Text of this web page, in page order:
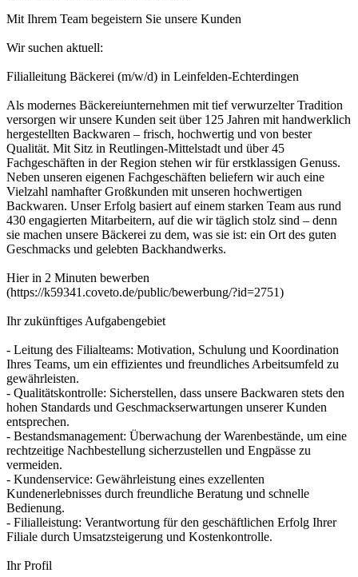
Mit Ihrem Team begeistern Sie unsere Kunden
Wir suchen aktuell:
Filialleitung Bäckerei (m/w/d) in Leinfelden-Echterdingen
Als modernes Bäckereiunternehmen mit tief verwurzelter Tradition
versorgen wir unsere Kunden seit über 125 Jahren mit handwerklich
hergestellten Backwaren – frisch, hochwertig und von bester
Qualität. Mit Sitz in Reutlingen-Mittelstadt und über 45
Fachgeschäften in der Region stehen wir für erstklassigen Genuss.
Neben unseren eigenen Fachgeschäften beliefern wir auch eine
Vielzahl namhafter Großkunden mit unseren hochwertigen
Backwaren. Unser Erfolg basiert auf einem starken Team aus rund
430 engagierten Mitarbeitern, auf die wir täglich stolz sind – denn
sie machen unsere Bäckerei zu dem, was sie ist: ein Ort des guten
Geschmacks und gelebten Backhandwerks.
Hier in 2 Minuten bewerben
(https://k59341.coveto.de/public/bewerbung/?id=2751)
Ihr zukünftiges Aufgabengebiet
- Leitung des Filialteams: Motivation, Schulung und Koordination
Ihres Teams, um ein effizientes und freundliches Arbeitsumfeld zu
gewährleisten.
- Qualitätskontrolle: Sicherstellen, dass unsere Backwaren stets den
hohen Standards und Geschmackserwartungen unserer Kunden
entsprechen.
- Bestandsmanagement: Überwachung der Warenbestände, um eine
rechtzeitige Nachbestellung sicherzustellen und Engpässe zu
vermeiden.
- Kundenservice: Gewährleistung eines exzellenten
Kundenerlebnisses durch freundliche Beratung und schnelle
Bedienung.
- Filialleistung: Verantwortung für den geschäftlichen Erfolg Ihrer
Filiale durch Umsatzsteigerung und Kostenkontrolle.
Ihr Profil